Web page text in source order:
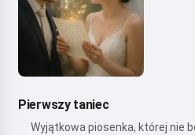
Pierwszy taniec
Wyjątkowa piosenka, której nie